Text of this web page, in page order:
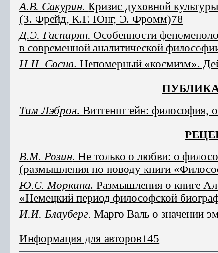
А.В. Сакурин.Кризис духовной
(З. Фрейд, К.Г. Юнг, Э. Фромм)78
Д.Э. Гаспарян. Особенности
в современной аналитической
Н.Н. Сосна.Непомерный «космизм».
Тим Лэброн.Витгенштейн: философия,
В.М. Розин.Не только о любви: о
(размышления по поводу книги
Ю.С. Моркина.Размышления о книге
«Немецкий период философской
И.И. Блауберг.Марго Валь о значении
Информация для авторов145